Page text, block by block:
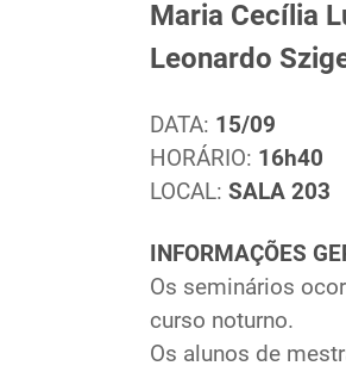
Maria Cecília
Leonardo
DATA: 15/09
HORÁRIO: 16h40
LOCAL: SALA 203
INFORMAÇÕES
Os seminários
curso noturno.
Os alunos de